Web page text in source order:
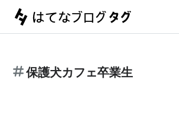
保護犬カフェ卒業生